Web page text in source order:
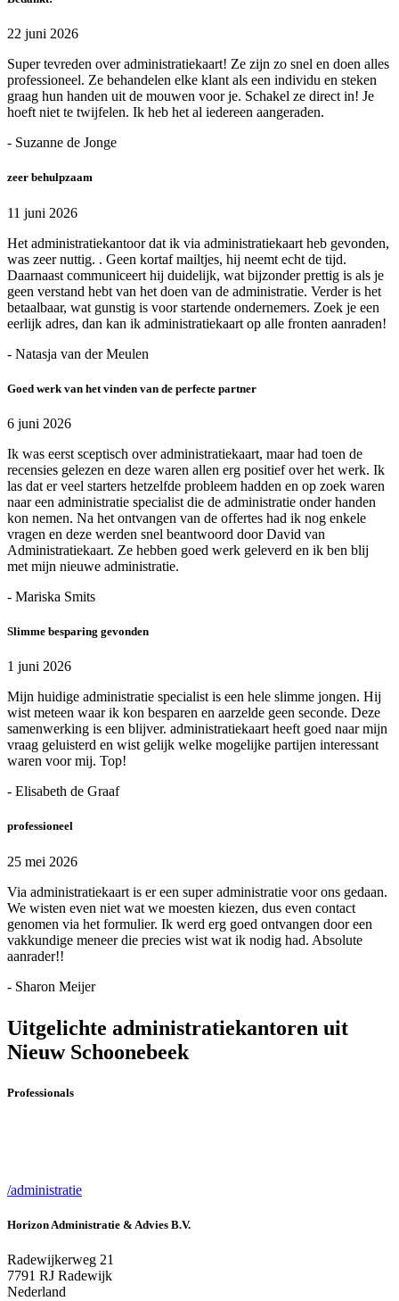
22 juni 2026
Super tevreden over administratiekaart! Ze zijn zo snel en doen alles
professioneel. Ze behandelen elke klant als een individu en steken
graag hun handen uit de mouwen voor je. Schakel ze direct in! Je
hoeft niet te twijfelen. Ik heb het al iedereen aangeraden.
- Suzanne de Jonge
zeer behulpzaam
11 juni 2026
Het administratiekantoor dat ik via administratiekaart heb gevonden,
was zeer nuttig. . Geen kortaf mailtjes, hij neemt echt de tijd.
Daarnaast communiceert hij duidelijk, wat bijzonder prettig is als je
geen verstand hebt van het doen van de administratie. Verder is het
betaalbaar, wat gunstig is voor startende ondernemers. Zoek je een
eerlijk adres, dan kan ik administratiekaart op alle fronten aanraden!
- Natasja van der Meulen
Goed werk van het vinden van de perfecte partner
6 juni 2026
Ik was eerst sceptisch over administratiekaart, maar had toen de
recensies gelezen en deze waren allen erg positief over het werk. Ik
las dat er veel starters hetzelfde probleem hadden en op zoek waren
naar een administratie specialist die de administratie onder handen
kon nemen. Na het ontvangen van de offertes had ik nog enkele
vragen en deze werden snel beantwoord door David van
Administratiekaart. Ze hebben goed werk geleverd en ik ben blij
met mijn nieuwe administratie.
- Mariska Smits
Slimme besparing gevonden
1 juni 2026
Mijn huidige administratie specialist is een hele slimme jongen. Hij
wist meteen waar ik kon besparen en aarzelde geen seconde. Deze
samenwerking is een blijver. administratiekaart heeft goed naar mijn
vraag geluisterd en wist gelijk welke mogelijke partijen interessant
waren voor mij. Top!
- Elisabeth de Graaf
professioneel
25 mei 2026
Via administratiekaart is er een super administratie voor ons gedaan.
We wisten even niet wat we moesten kiezen, dus even contact
genomen via het formulier. Ik werd erg goed ontvangen door een
vakkundige meneer die precies wist wat ik nodig had. Absolute
aanrader!!
- Sharon Meijer
Uitgelichte administratiekantoren uit
Nieuw Schoonebeek
Professionals
/administratie
Horizon Administratie & Advies B.V.
Radewijkerweg 21
7791 RJ Radewijk
Nederland